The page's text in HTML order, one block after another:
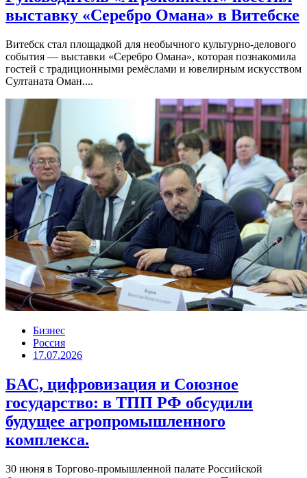
выставку «Серебро Омана» в Витебске
Витебск стал площадкой для необычного культурно-делового
события — выставки «Серебро Омана», которая познакомила
гостей с традиционными ремёслами и ювелирным искусством
Султаната Оман....
Бизнес
Россия
17.07.2026
БАС, цифровизация и Союзное
государство: в ТПП РФ обсудили
будущее агропромышленного
комплекса.
30 июня в Торгово-промышленной палате Российской